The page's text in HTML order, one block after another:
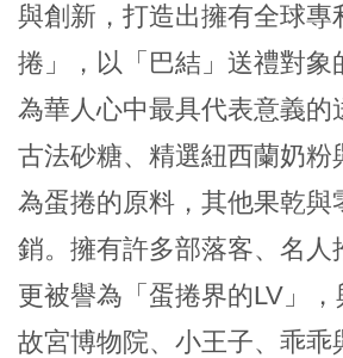
與創新，打造出擁有全球專
捲」，以「巴結」送禮對象
為華人心中最具代表意義的
古法砂糖、精選紐西蘭奶粉
為蛋捲的原料，其他果乾與
銷。擁有許多部落客、名人
更被譽為「蛋捲界的LV」
故宮博物院、小王子、乖乖